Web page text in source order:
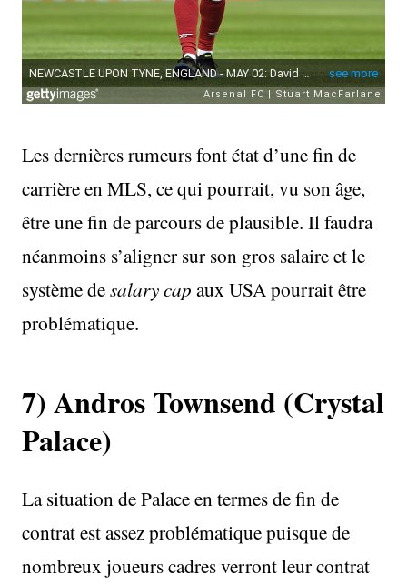
Les dernières rumeurs font état d’une fin de
carrière en MLS, ce qui pourrait, vu son âge,
être une fin de parcours de plausible. Il faudra
néanmoins s’aligner sur son gros salaire et le
système desalary cap aux USA pourrait être
problématique.
7) Andros Townsend (Crystal
Palace)
La situation de Palace en termes de fin de
contrat est assez problématique puisque de
nombreux joueurs cadres verront leur contrat